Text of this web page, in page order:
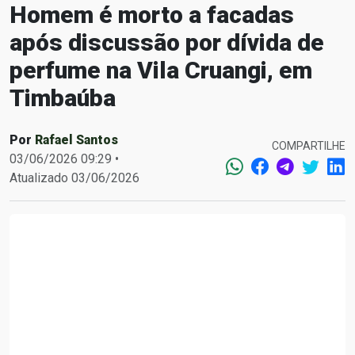
Homem é morto a facadas
após discussão por dívida de
perfume na Vila Cruangi, em
Timbaúba
Por Rafael Santos
03/06/2026 09:29 •
Atualizado 03/06/2026
COMPARTILHE